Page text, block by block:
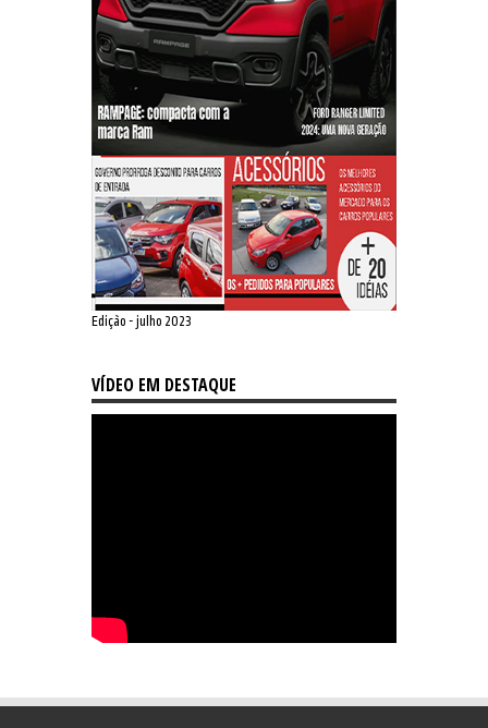
Edição - julho 2023
VÍDEO EM DESTAQUE